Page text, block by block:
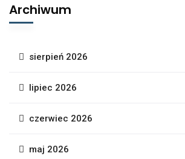
Archiwum
sierpień 2026
lipiec 2026
czerwiec 2026
maj 2026